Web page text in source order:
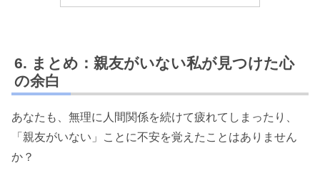
まとめ：親友がいない私が見つけた心
の余白
あなたも、無理に人間関係を続けて疲れてしまったり、
「親友がいない」ことに不安を覚えたことはありません
か？